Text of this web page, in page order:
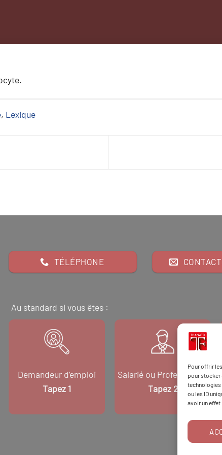
Pour offrir
pour stocker
technologies
ou les ID
avoir un
, Lexique
TÉLÉPHONE
Au standard si vous êtes :
Demandeur d’emploi
Tapez 1
Salarié ou Professionnel
Tapez 2